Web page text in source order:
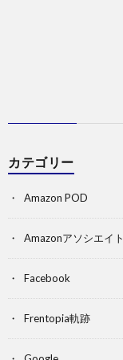
カテゴリー
Amazon POD
Amazonアソシエイト
Facebook
Frentopia軌跡